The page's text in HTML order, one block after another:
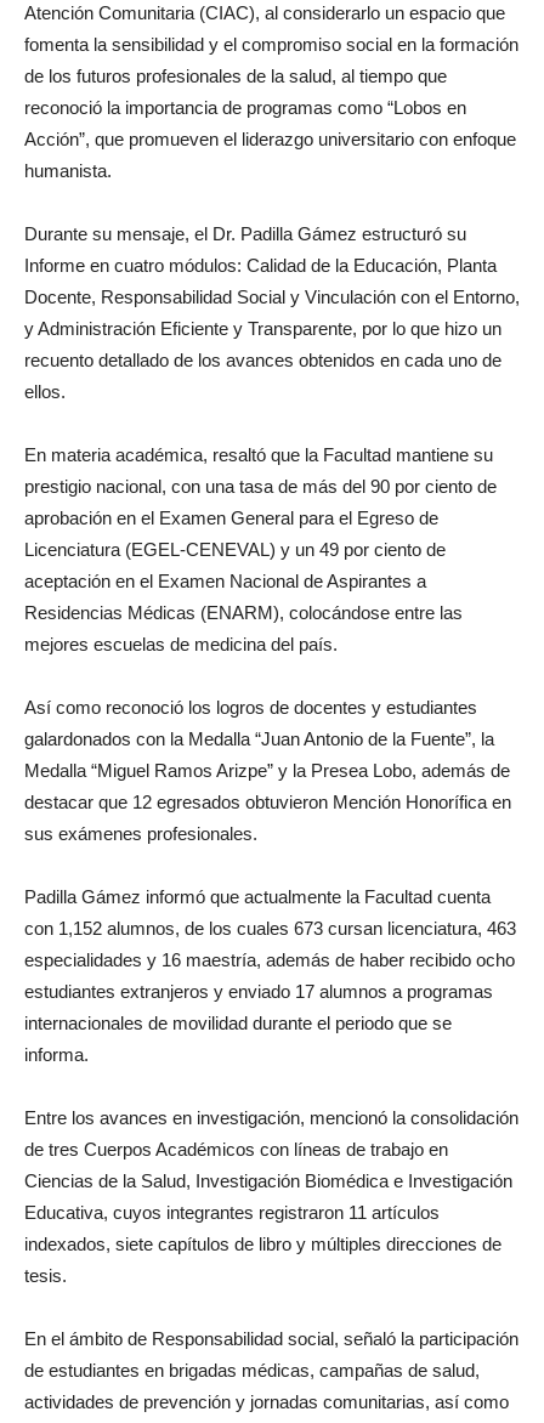
Atención Comunitaria (CIAC), al considerarlo un espacio que
fomenta la sensibilidad y el compromiso social en la formación
de los futuros profesionales de la salud, al tiempo que
reconoció la importancia de programas como “Lobos en
Acción”, que promueven el liderazgo universitario con enfoque
humanista.
Durante su mensaje, el Dr. Padilla Gámez estructuró su
Informe en cuatro módulos: Calidad de la Educación, Planta
Docente, Responsabilidad Social y Vinculación con el Entorno,
y Administración Eficiente y Transparente, por lo que hizo un
recuento detallado de los avances obtenidos en cada uno de
ellos.
En materia académica, resaltó que la Facultad mantiene su
prestigio nacional, con una tasa de más del 90 por ciento de
aprobación en el Examen General para el Egreso de
Licenciatura (EGEL-CENEVAL) y un 49 por ciento de
aceptación en el Examen Nacional de Aspirantes a
Residencias Médicas (ENARM), colocándose entre las
mejores escuelas de medicina del país.
Así como reconoció los logros de docentes y estudiantes
galardonados con la Medalla “Juan Antonio de la Fuente”, la
Medalla “Miguel Ramos Arizpe” y la Presea Lobo, además de
destacar que 12 egresados obtuvieron Mención Honorífica en
sus exámenes profesionales.
Padilla Gámez informó que actualmente la Facultad cuenta
con 1,152 alumnos, de los cuales 673 cursan licenciatura, 463
especialidades y 16 maestría, además de haber recibido ocho
estudiantes extranjeros y enviado 17 alumnos a programas
internacionales de movilidad durante el periodo que se
informa.
Entre los avances en investigación, mencionó la consolidación
de tres Cuerpos Académicos con líneas de trabajo en
Ciencias de la Salud, Investigación Biomédica e Investigación
Educativa, cuyos integrantes registraron 11 artículos
indexados, siete capítulos de libro y múltiples direcciones de
tesis.
En el ámbito de Responsabilidad social, señaló la participación
de estudiantes en brigadas médicas, campañas de salud,
actividades de prevención y jornadas comunitarias, así como